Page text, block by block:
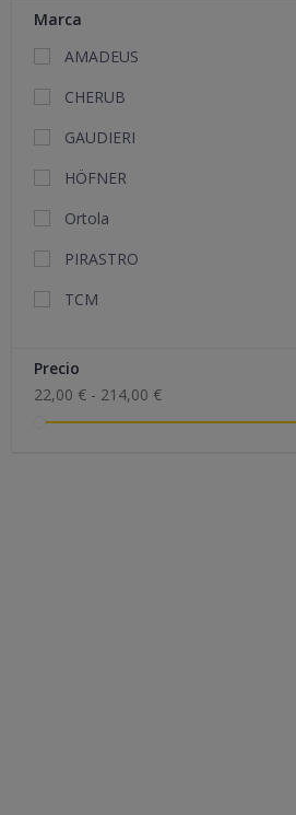
Marca
AMADEUS
CHERUB
GAUDIERI
HÖFNER
Ortola
PIRASTRO
TCM
Precio
22,00 € - 214,00 €